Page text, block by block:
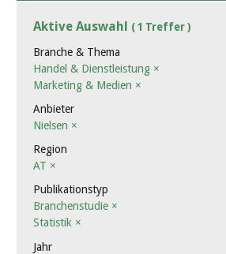
Aktive Auswahl ( 1 Treffer )
Branche & Thema
Handel & Dienstleistung ×
Marketing & Medien ×
Anbieter
Nielsen ×
Region
AT ×
Publikationstyp
Branchenstudie ×
Statistik ×
Jahr